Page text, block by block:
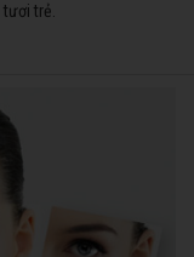
trẻ.